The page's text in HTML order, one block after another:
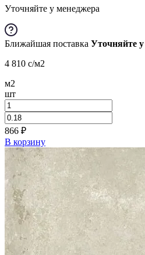
Уточняйте у менеджера
Ближайшая поставка Уточняйте
4 810 c/м2
м2
шт
866 ₽
В корзину